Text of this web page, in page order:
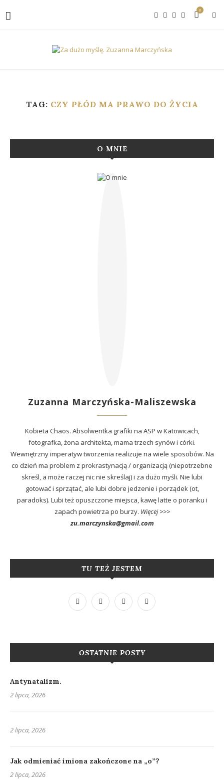
0
TAG: CZY PŁÓD MA PRAWO DO ŻYCIA
O MNIE
Zuzanna Marczyńska-Maliszewska
Kobieta Chaos. Absolwentka grafiki na ASP w Katowicach,
fotografka, żona architekta, mama trzech synów i córki.
Wewnętrzny imperatyw tworzenia realizuje na wiele sposobów. Na
co dzień ma problem z prokrastynacją / organizacją (niepotrzebne
skreśl, a może raczej nic nie skreślaj) i za dużo myśli. Nie lubi
gotować i sprzątać, ale lubi dobre jedzenie i porządek (ot,
paradoks). Lubi też opuszczone miejsca, kawę latte o poranku i
zapach powietrza po burzy. Więcej >>>
zu.marczynska@gmail.com
TU TEŻ JESTEM
OSTATNIE POSTY
Antynatalizm.
2 lipca, 2026
2 lipca, 2026
Jak odmieniać imiona zakończone na „o”?
2 lipca, 2026